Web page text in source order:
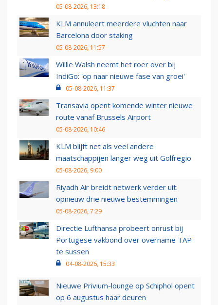
05-08-2026, 13:18
KLM annuleert meerdere vluchten naar
Barcelona door staking
05-08-2026, 11:57
Willie Walsh neemt het roer over bij
IndiGo: 'op naar nieuwe fase van groei'
05-08-2026, 11:37
Transavia opent komende winter nieuwe
route vanaf Brussels Airport
05-08-2026, 10:46
KLM blijft net als veel andere
maatschappijen langer weg uit Golfregio
05-08-2026, 9:00
Riyadh Air breidt netwerk verder uit:
opnieuw drie nieuwe bestemmingen
05-08-2026, 7:29
Directie Lufthansa probeert onrust bij
Portugese vakbond over overname TAP
te sussen
04-08-2026, 15:33
Nieuwe Privium-lounge op Schiphol opent
op 6 augustus haar deuren